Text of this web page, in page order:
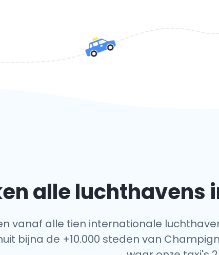
alle
vanaf alle tien internationale
bijna de +10.000 steden van